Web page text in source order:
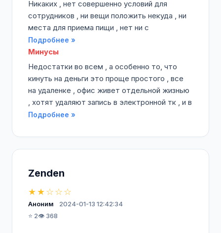
Никаких , нет совершенно условий для
сотрудников , ни вещи положить некуда , ни
места для приема пищи , нет ни с
Подробнее »
Минусы
Недостатки во всем , а особенно то, что
кинуть на деньги это проще простого , все
на удаленке , офис живет отдельной жизнью
, хотят удаляют запись в электронной тк , и в
Подробнее »
Zenden
★★☆☆☆
Аноним
2024-01-13 12:42:34
⭐ 2👁️ 368